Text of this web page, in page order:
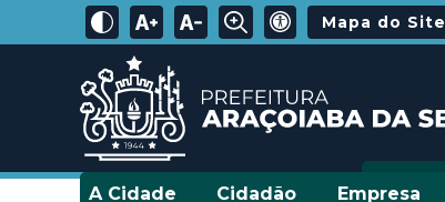
Mapa do Site
A Cidade Cidadão Empresa